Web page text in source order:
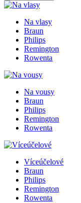
Na vlasy
Braun
Philips
Remington
Rowenta
Na vousy
Braun
Philips
Remington
Rowenta
Víceúčelové
Braun
Philips
Remington
Rowenta